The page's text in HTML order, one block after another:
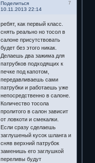
Поделиться
7
10.11.2013 22:14
ребят, как первый класс.
снять реально но тосол в
салоне присутствовать
будет без этого никак.
Делаешь два зажима для
патрубков подходящих к
печке под капотом,
передавливаешь сами
патрубки и работаешь уже
непосредственно в салоне.
Количество тосола
пролитого в салон зависит
от ловкоти и смекалки.
Если сразу сделаешь
заглушеный кусок шланга и
сняв верхний патрубок
заменишь его заглушкой
переливы будут